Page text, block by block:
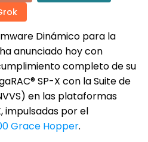
Dinámico para la
anunciado hoy con
completo de su
SP-X con la Suite de
en las plataformas
impulsadas por el
Grace Hopper.